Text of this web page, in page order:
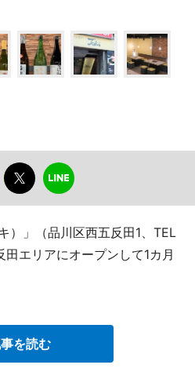
）」（品川区西五反田1、TEL
エリアにオープンして1カ月
を読む